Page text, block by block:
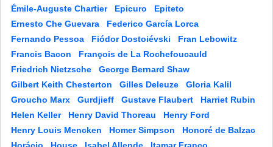
Émile-Auguste Chartier
Epicuro
Epiteto
Ernesto Che Guevara
Federico García Lorca
Fernando Pessoa
Fiódor Dostoiévski
Fran Lebowitz
Francis Bacon
François de La Rochefoucauld
Friedrich Nietzsche
George Bernard Shaw
Gilbert Keith Chesterton
Gilles Deleuze
Gloria Kalil
Groucho Marx
Gurdjieff Gustave Flaubert
Harriet Rubin
Helen Keller
Henry David Thoreau
Henry Ford
Henry Louis Mencken
Homer Simpson
Honoré de Balzac